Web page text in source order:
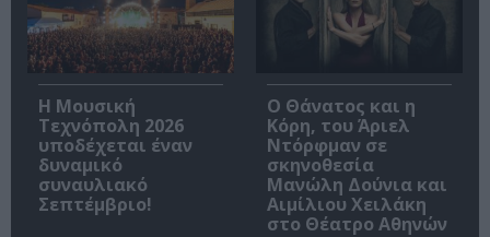
Η Μουσική
Τεχνόπολη 2026
υποδέχεται έναν
δυναμικό
συναυλιακό
Σεπτέμβριο!
Ο Θάνατος και η
Κόρη, του Άριελ
Ντόρφμαν σε
σκηνοθεσία
Μανώλη Δούνια και
Αιμίλιου Χειλάκη
στο Θέατρο Αθηνών